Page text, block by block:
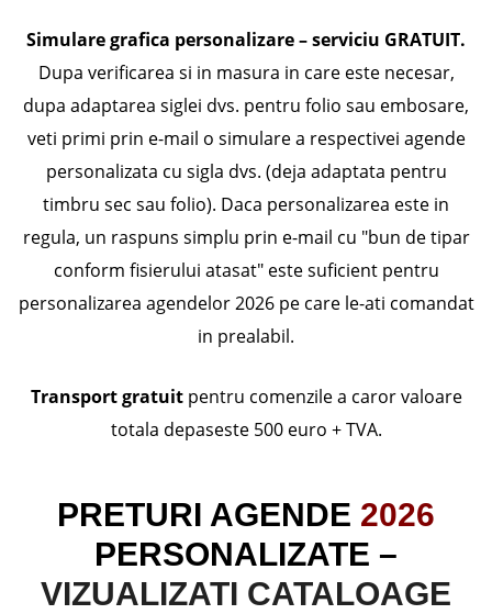
Simulare grafica personalizare – serviciu GRATUIT.
Dupa verificarea si in masura in care este necesar,
dupa adaptarea siglei dvs. pentru folio sau embosare,
veti primi prin e-mail o simulare a respectivei agende
personalizata cu sigla dvs. (deja adaptata pentru
timbru sec sau folio). Daca personalizarea este in
regula, un raspuns simplu prin e-mail cu "bun de tipar
conform fisierului atasat" este suficient pentru
personalizarea agendelor 2026 pe care le-ati comandat
in prealabil.
Transport gratuit pentru comenzile a caror valoare
totala depaseste 500 euro + TVA.
PRETURI AGENDE 2026
PERSONALIZATE –
VIZUALIZATI CATALOAGE